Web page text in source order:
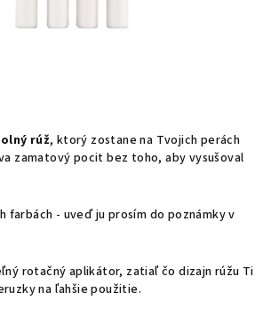
rúž, ktorý zostane na Tvojich perách
zamatový pocit bez toho, aby vysušoval
farbách - uveď ju prosím do poznámky v
rotačný aplikátor, zatiaľ čo dizajn rúžu Ti
na ľahšie použitie.